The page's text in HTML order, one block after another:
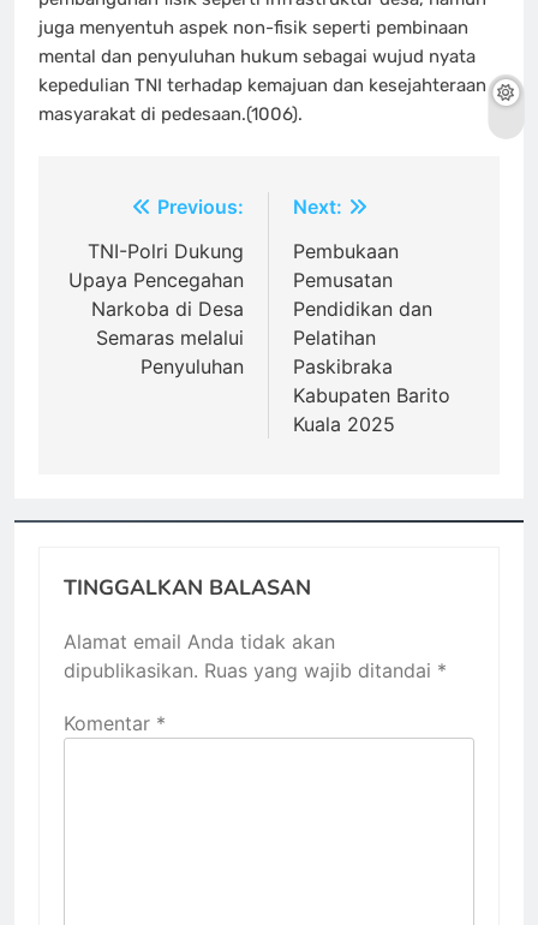
juga menyentuh aspek non-fisik seperti pembinaan
mental dan penyuluhan hukum sebagai wujud nyata
kepedulian TNI terhadap kemajuan dan kesejahteraan
masyarakat di pedesaan.(1006).
Navigasi
pos
Previous:
TNI-Polri Dukung
Upaya Pencegahan
Narkoba di Desa
Semaras melalui
Penyuluhan
Next:
Pembukaan
Pemusatan
Pendidikan dan
Pelatihan
Paskibraka
Kabupaten Barito
Kuala 2025
TINGGALKAN BALASAN
Alamat email Anda tidak akan
dipublikasikan. Ruas yang wajib ditandai *
Komentar *